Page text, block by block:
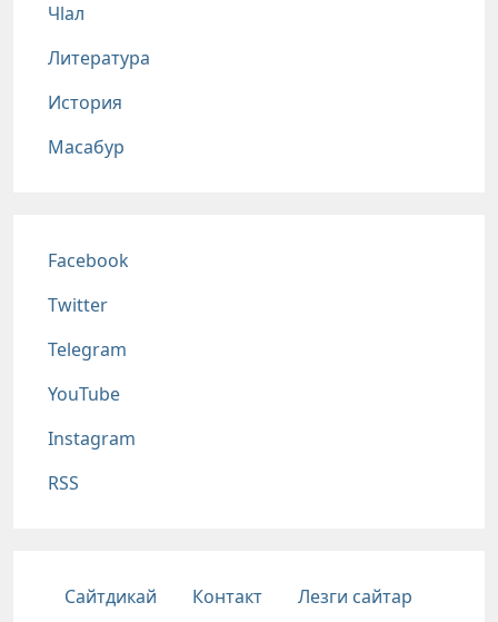
Чlал
Литература
История
Масабур
Соц сети
Facebook
Twitter
Telegram
YouTube
Instagram
RSS
Подвал
Сайтдикай Контакт Лезги сайтар